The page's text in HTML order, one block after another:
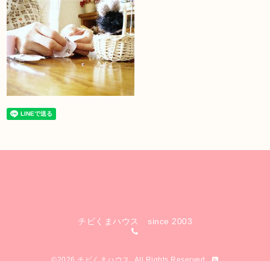
チビくまハウス since 2003